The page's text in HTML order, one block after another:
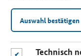
Auswahl bestätigen
Technisch